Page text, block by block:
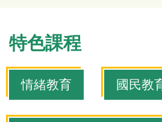
連
結
特色課程
情緒教育 國民教